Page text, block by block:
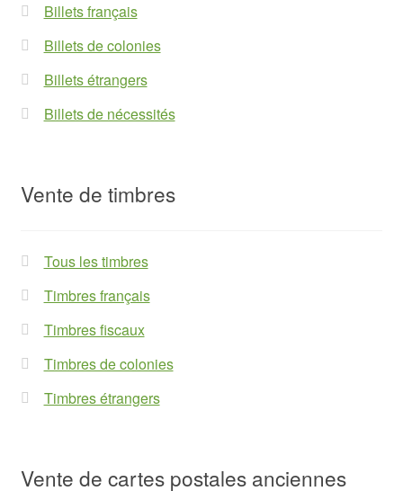
Billets français
Billets de colonies
Billets étrangers
Billets de nécessités
Vente de timbres
Tous les timbres
Timbres français
Timbres fiscaux
Timbres de colonies
Timbres étrangers
Vente de cartes postales anciennes